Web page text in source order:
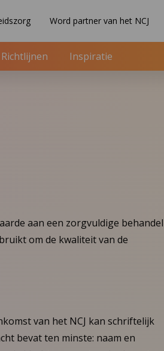
Word partner van het NCJ
Richtlijnen Inspiratie
aan een zorgvuldige
om de kwaliteit van de
van het NCJ kan schriftelijk
bevat ten minste: naam en